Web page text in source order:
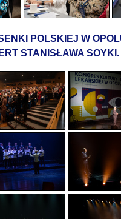
POLSKIEJ W
STANISŁAWA SOYKI.